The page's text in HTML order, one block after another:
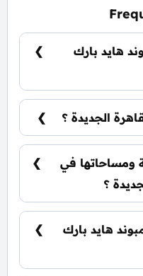
هايد بارك
شركة هايد بارك للتطوير العقاري Hyde Park
الجديدة ؟
الجديدة في قلب
التسعين والطريق
ومساحاتها في
؟
من الوحدات السكنية،
تشمل: شقق سكنية: تبدأ من 75 متر² فلل مستقلة:
هايد بارك